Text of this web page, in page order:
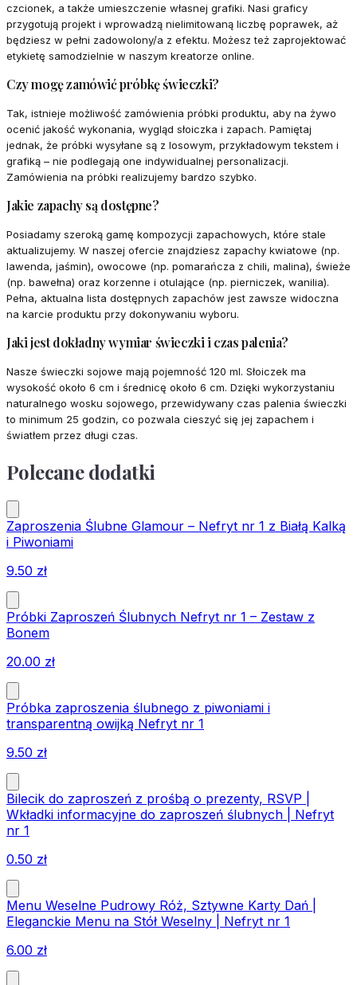
czcionek, a także umieszczenie własnej grafiki. Nasi graficy
przygotują projekt i wprowadzą nielimitowaną liczbę poprawek, aż
będziesz w pełni zadowolony/a z efektu. Możesz też zaprojektować
etykietę samodzielnie w naszym kreatorze online.
Czy mogę zamówić próbkę świeczki?
Tak, istnieje możliwość zamówienia próbki produktu, aby na żywo
ocenić jakość wykonania, wygląd słoiczka i zapach. Pamiętaj
jednak, że próbki wysyłane są z losowym, przykładowym tekstem i
grafiką – nie podlegają one indywidualnej personalizacji.
Zamówienia na próbki realizujemy bardzo szybko.
Jakie zapachy są dostępne?
Posiadamy szeroką gamę kompozycji zapachowych, które stale
aktualizujemy. W naszej ofercie znajdziesz zapachy kwiatowe (np.
lawenda, jaśmin), owocowe (np. pomarańcza z chili, malina), świeże
(np. bawełna) oraz korzenne i otulające (np. pierniczek, wanilia).
Pełna, aktualna lista dostępnych zapachów jest zawsze widoczna
na karcie produktu przy dokonywaniu wyboru.
Jaki jest dokładny wymiar świeczki i czas palenia?
Nasze świeczki sojowe mają pojemność 120 ml. Słoiczek ma
wysokość około 6 cm i średnicę około 6 cm. Dzięki wykorzystaniu
naturalnego wosku sojowego, przewidywany czas palenia świeczki
to minimum 25 godzin, co pozwala cieszyć się jej zapachem i
światłem przez długi czas.
Polecane dodatki
Zaproszenia Ślubne Glamour – Nefryt nr 1 z Białą Kalką
i Piwoniami
9.50 zł
Próbki Zaproszeń Ślubnych Nefryt nr 1 – Zestaw z
Bonem
20.00 zł
Próbka zaproszenia ślubnego z piwoniami i
transparentną owijką Nefryt nr 1
9.50 zł
Bilecik do zaproszeń z prośbą o prezenty, RSVP |
Wkładki informacyjne do zaproszeń ślubnych | Nefryt
nr 1
0.50 zł
Menu Weselne Pudrowy Róż, Sztywne Karty Dań |
Eleganckie Menu na Stół Weselny | Nefryt nr 1
6.00 zł